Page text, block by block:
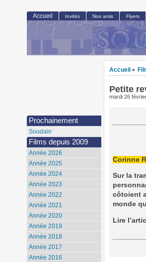
Accueil >
Petite
mardi 26
Corinne
Sur la
côtoient
monde
Lire
Accueil Invités Nos amis Flyers
Prochainement
Soudain
Films depuis 2009
Année 2026
Année 2025
Année 2024
Année 2023
Année 2022
Année 2021
Année 2020
Année 2019
Année 2018
Année 2017
Année 2016